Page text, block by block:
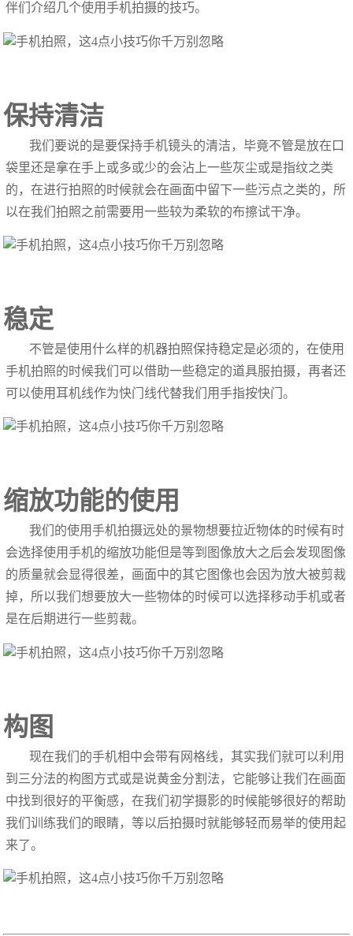
伴们介绍几个使用手机拍摄的技巧。
保持清洁
我们要说的是要保持手机镜头的清洁，毕竟不管是放在口
袋里还是拿在手上或多或少的会沾上一些灰尘或是指纹之类
的，在进行拍照的时候就会在画面中留下一些污点之类的，所
以在我们拍照之前需要用一些较为柔软的布擦试干净。
稳定
不管是使用什么样的机器拍照保持稳定是必须的，在使用
手机拍照的时候我们可以借助一些稳定的道具服拍摄，再者还
可以使用耳机线作为快门线代替我们用手指按快门。
缩放功能的使用
我们的使用手机拍摄远处的景物想要拉近物体的时候有时
会选择使用手机的缩放功能但是等到图像放大之后会发现图像
的质量就会显得很差，画面中的其它图像也会因为放大被剪裁
掉，所以我们想要放大一些物体的时候可以选择移动手机或者
是在后期进行一些剪裁。
构图
现在我们的手机相中会带有网格线，其实我们就可以利用
到三分法的构图方式或是说黄金分割法，它能够让我们在画面
中找到很好的平衡感，在我们初学摄影的时候能够很好的帮助
我们训练我们的眼睛，等以后拍摄时就能够轻而易举的使用起
来了。